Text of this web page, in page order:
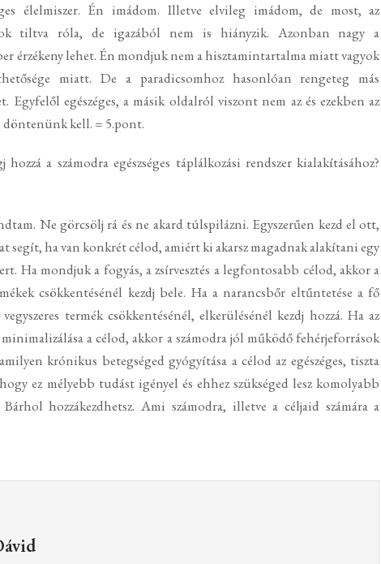
élelmiszer. Én imádom. Illetve elvileg imádom, de most, az
tiltva róla, de igazából nem is hiányzik. Azonban nagy a
érzékeny lehet. Én mondjuk nem a hisztamintartalma miatt vagyok
miatt. De a paradicsomhoz hasonlóan rengeteg más
Egyfelől egészéges, a másik oldalról viszont nem az és ezekben az
kell. = 5.pont.
a számodra egészséges táplálkozási rendszer kialakításához?
Ne görcsölj rá és ne akard túlspilázni. Egyszerűen kezd el ott,
segít, ha van konkrét célod, amiért ki akarsz magadnak alakítani egy
Ha mondjuk a fogyás, a zsírvesztés a legfontosabb célod, akkor a
csökkentésénél kezdj bele. Ha a narancsbőr eltűntetése a fő
termék csökkentésénél, elkerülésénél kezdj hozzá. Ha az
a célod, akkor a számodra jól működő fehérjeforrások
krónikus betegséged gyógyítása a célod az egészéges, tiszta
ez mélyebb tudást igényel és ehhez szükséged lesz komolyabb
hozzákezdhetsz. Ami számodra, illetve a céljaid számára a